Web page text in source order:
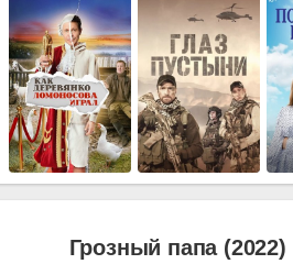
Грозный папа (2022)